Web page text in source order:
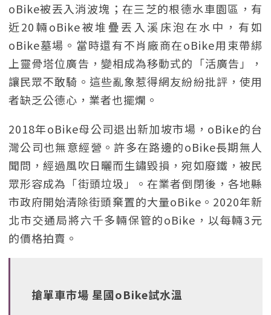
oBike被丟入消波塊；在三芝的根德水車園區，有
近20輛oBike被堆疊丟入溪床泡在水中，有如
oBike墓場。當時還有不肖廠商在oBike用束帶綁
上靈骨塔位廣告，變相成為移動式的「活廣告」，
讓民眾不敢騎。這些亂象惹得網友紛紛批評，使用
者缺乏公德心，業者也擺爛。
2018年oBike母公司退出新加坡市場，oBike的台
灣公司也無意經營。許多在路邊的oBike長期無人
聞問，經過風吹日曬而生鏽毀損，宛如廢鐵，被民
眾形容成為「街頭垃圾」。在業者倒閉後，各地縣
市政府開始清除街頭棄置的大量oBike。2020年新
北市交通局將六千多輛保管的oBike，以每輛3元
的價格拍賣。
搶單車市場 星國oBike試水溫